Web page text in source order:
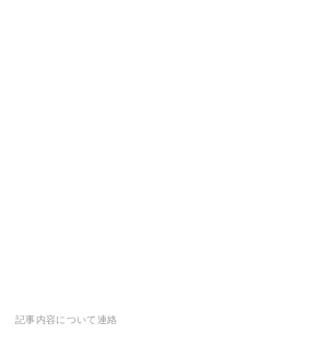
記事内容について連絡